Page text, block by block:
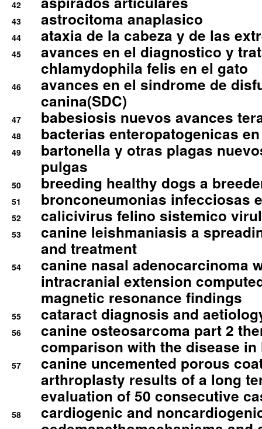
42
43 astrocitoma anaplasico
44 ataxia de la cabeza y de las
45
avances en el diagnostico y
chlamydophila felis en el gato
46
avances en el sindrome de
canina(SDC)
47 babesiosis nuevos avances
48 bacterias enteropatogenicas
49
bartonella y otras plagas
pulgas
50 breeding healthy dogs a
51 bronconeumonias infecciosas
52 calicivirus felino sistemico
53
canine leishmaniasis a
and treatment
54
canine nasal adenocarcinoma
intracranial extension
magnetic resonance findings
55 cataract diagnosis and
56
canine osteosarcoma part 2
comparison with the disease in
57
canine uncemented porous
arthroplasty results of a long
evaluation of 50 consecutive
58
cardiogenic and